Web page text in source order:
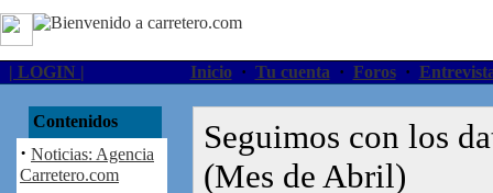
| LOGIN | Inicio· Tu cuenta · Foros·
Contenidos
· Noticias: Agencia
Carretero.com
Seguimos con los
(Mes de Abril)